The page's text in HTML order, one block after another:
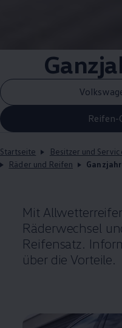
Reifen-
Startseite Besitzer und
Räder und Reifen
Mit
Räderwechsel
Reifensatz.
über die Vorteile.